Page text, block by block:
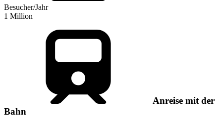
Besucher/Jahr
1 Million
Anreise mit der
Bahn